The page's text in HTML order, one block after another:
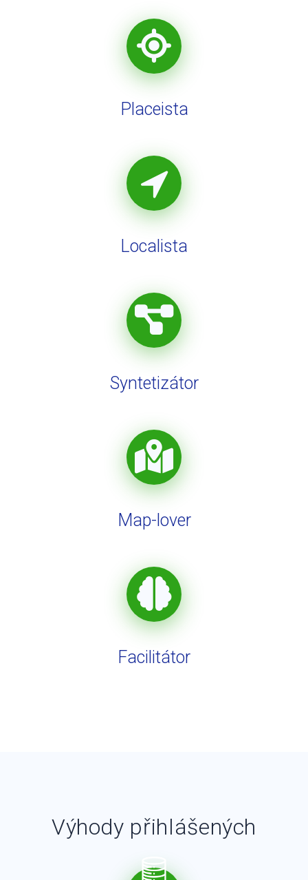
Placeista
Localista
Syntetizátor
Map-lover
Facilitátor
Výhody přihlášených